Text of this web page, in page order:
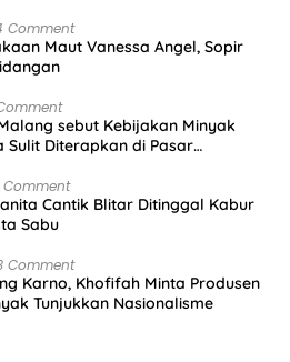
Comment
Maut Vanessa Angel, Sopir
sebut Kebijakan Minyak
Sulit Diterapkan di Pasar
Comment
Cantik Blitar Ditinggal Kabur
Sabu
Comment
Karno, Khofifah Minta Produsen
Tunjukkan Nasionalisme